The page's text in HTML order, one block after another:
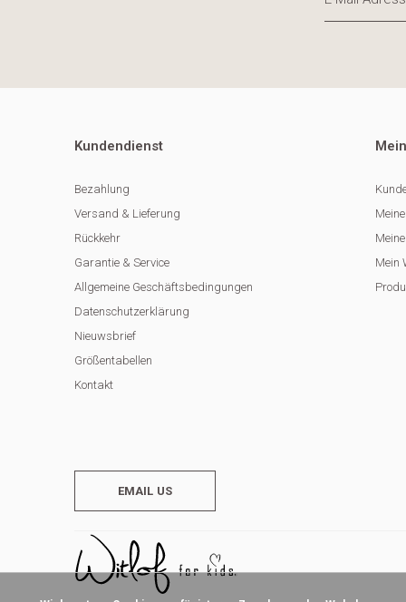
Kundendienst
Bezahlung
Versand & Lieferung
Rückkehr
Garantie & Service
Allgemeine Geschäftsbedingungen
Datenschutzerklärung
Nieuwsbrief
Größentabellen
Kontakt
Mein
EMAIL US